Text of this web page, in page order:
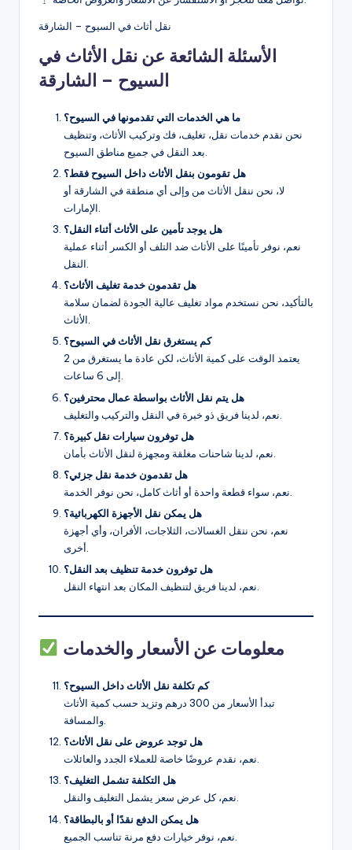
نقل أثاث في السيوح – الشارقة
الأسئلة الشائعة عن نقل الأثاث في
السيوح – الشارقة
ما هي الخدمات التي تقدمونها في السيوح؟
نحن نقدم خدمات نقل، تغليف، فك وتركيب الأثاث، وتنظيف
هل تقومون بنقل الأثاث داخل السيوح فقط؟
لا، نحن ننقل الأثاث من وإلى أي منطقة في الشارقة أو
هل يوجد تأمين على الأثاث أثناء النقل؟
نعم، نوفر تأمينًا على الأثاث ضد التلف أو الكسر أثناء عملية
النقل.
هل تقدمون خدمة تغليف الأثاث؟
بالتأكيد، نحن نستخدم مواد تغليف عالية الجودة لضمان سلامة
الأثاث.
كم يستغرق نقل الأثاث في السيوح؟
يعتمد الوقت على كمية الأثاث، لكن عادة ما يستغرق من 2
إلى 6 ساعات.
هل يتم نقل الأثاث بواسطة عمال محترفين؟
هل توفرون سيارات نقل كبيرة؟
هل تقدمون خدمة نقل جزئي؟
هل يمكن نقل الأجهزة الكهربائية؟
نعم، نحن ننقل الغسالات، الثلاجات، الأفران، وأي أجهزة
هل توفرون خدمة تنظيف بعد النقل؟
معلومات عن الأسعار والخدمات
كم تكلفة نقل الأثاث داخل السيوح؟
تبدأ الأسعار من 300 درهم وتزيد حسب كمية الأثاث
هل توجد عروض على نقل الأثاث؟
نعم، نقدم عروضًا خاصة للعملاء الجدد والعائلات.
هل التكلفة تشمل التغليف؟
نعم، كل عرض سعر يشمل التغليف والنقل.
هل يمكن الدفع نقدًا أو بالبطاقة؟